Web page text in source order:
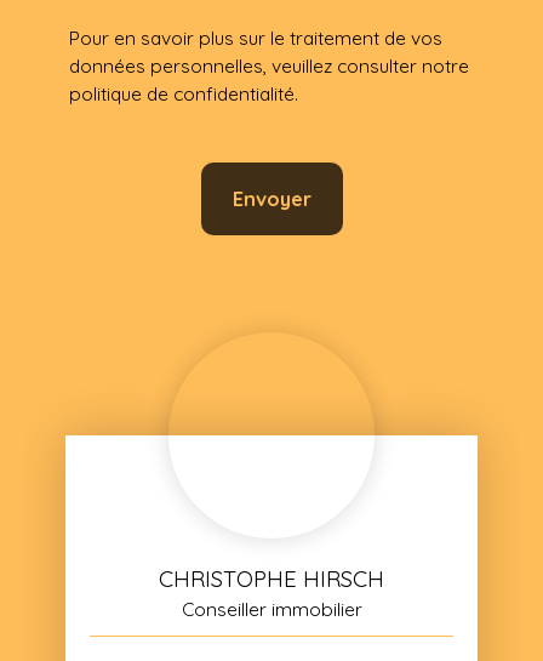
Pour en savoir plus sur le traitement de vos
données personnelles, veuillez consulter notre
politique de confidentialité.
Envoyer
CHRISTOPHE HIRSCH
Conseiller immobilier